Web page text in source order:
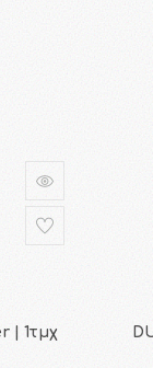
| 1τμχ